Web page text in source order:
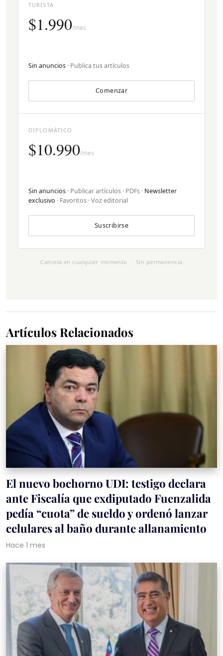
TURISTA
$1.990/mes
Sin anuncios · Publica tus artículos
Comenzar
DIPLOMÁTICO
$10.990/mes
Sin anuncios · Publicar artículos · PDFs · Newsletter
exclusivo · Favoritos · Voz editorial
Suscribirse
Cancela en cualquier momento · Sin permanencia
Artículos Relacionados
El nuevo bochorno UDI: testigo declara
ante Fiscalía que exdiputado Fuenzalida
pedía “cuota” de sueldo y ordenó lanzar
celulares al baño durante allanamiento
Hace 1 mes